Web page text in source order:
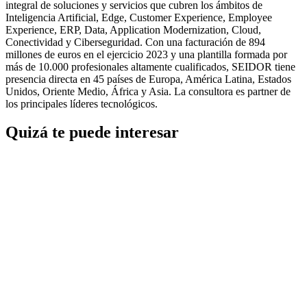
integral de soluciones y servicios que cubren los ámbitos de
Inteligencia Artificial, Edge, Customer Experience, Employee
Experience, ERP, Data, Application Modernization, Cloud,
Conectividad y Ciberseguridad. Con una facturación de 894
millones de euros en el ejercicio 2023 y una plantilla formada por
más de 10.000 profesionales altamente cualificados, SEIDOR tiene
presencia directa en 45 países de Europa, América Latina, Estados
Unidos, Oriente Medio, África y Asia. La consultora es partner de
los principales líderes tecnológicos.
Quizá te puede interesar